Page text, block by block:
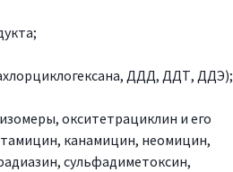
ДДД, ДДТ, ДДЭ);
окситетрациклин и его
канамицин, неомицин,
сульфадиметоксин,